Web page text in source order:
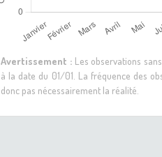
Avertissement :Les observations
à la date du 01/01. La fréquence des
donc pas nécessairement la réalité.